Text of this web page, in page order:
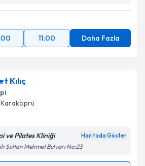
11:00 Daha Fazla
Kılıç
ve Pilates Kliniği Haritada Göster
Sultan Mehmet Bulvarı No:23